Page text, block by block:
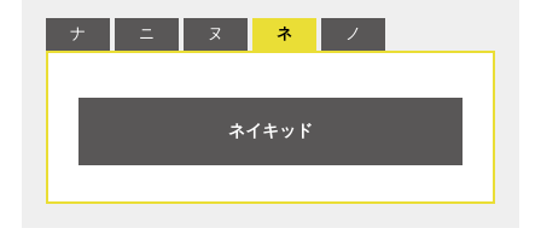
ナ ニ ヌ ネ ノ
ネイキッド